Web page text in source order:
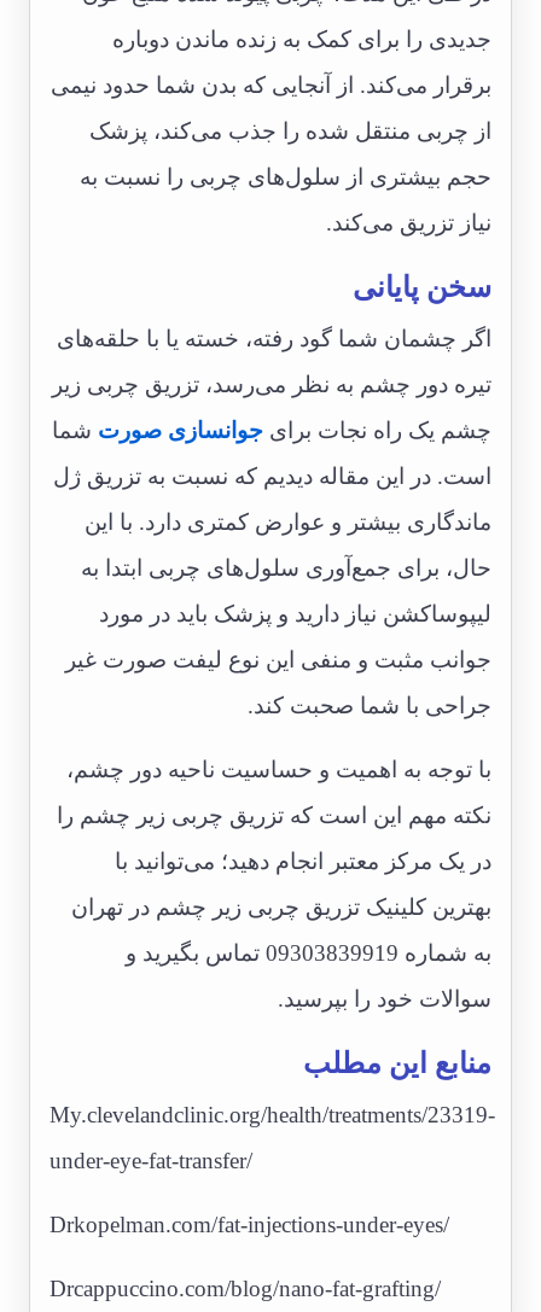
جدیدی را برای کمک به زنده ماندن دوباره
برقرار می‌کند. از آنجایی که بدن شما حدود نیمی
‌از چربی منتقل شده را جذب می‌کند، پزشک
حجم بیشتری از سلول‌های چربی را نسبت به
نیاز تزریق می‌کند.
سخن پایانی
اگر چشمان شما گود رفته، خسته یا با حلقه‌های
تیره دور چشم به نظر می‌رسد، تزریق چربی زیر
چشم یک راه نجات‌ برایجوانسازی صورت شما
است. در این مقاله دیدیم که نسبت به تزریق ژل
ماندگاری بیشتر و عوارض کمتری دارد. با این
حال، برای جمع‌آوری سلول‌های چربی ابتدا به
لیپوساکشن نیاز دارید و پزشک باید در مورد
جوانب مثبت و منفی این نوع لیفت صورت غیر
جراحی با شما صحبت کند.
با توجه به اهمیت و حساسیت ناحیه دور چشم،
نکته مهم این است که تزریق چربی زیر چشم را
در یک مرکز معتبر انجام دهید؛ می‌توانید با
بهترین کلینیک تزریق چربی زیر چشم در تهران
به شماره 09303839919 تماس بگیرید و
سوالات خود را بپرسید.
منابع این مطلب
My.clevelandclinic.org/health/treatments/23319-
under-eye-fat-transfer/
Drkopelman.com/fat-injections-under-eyes/
Drcappuccino.com/blog/nano-fat-grafting/